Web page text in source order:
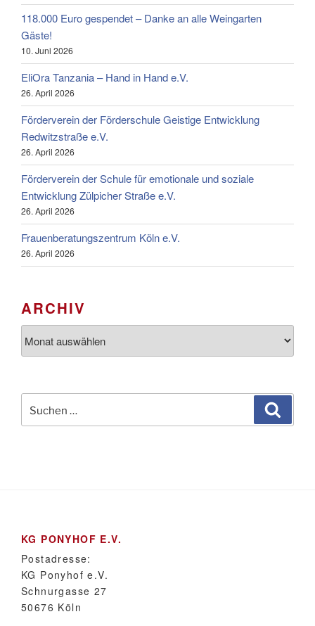
118.000 Euro gespendet – Danke an alle Weingarten
Gäste!
10. Juni 2026
EliOra Tanzania – Hand in Hand e.V.
26. April 2026
Förderverein der Förderschule Geistige Entwicklung
Redwitzstraße e.V.
26. April 2026
Förderverein der Schule für emotionale und soziale
Entwicklung Zülpicher Straße e.V.
26. April 2026
Frauenberatungszentrum Köln e.V.
26. April 2026
ARCHIV
nach:
KG PONYHOF E.V.
Postadresse:
KG Ponyhof e.V.
Schnurgasse 27
50676 Köln